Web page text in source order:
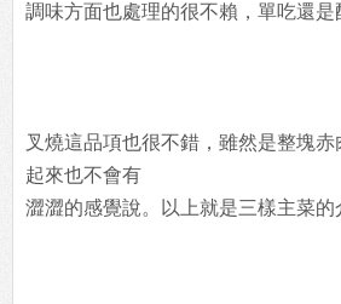
調味方面也處理的很不賴，單吃還是
叉燒這品項也很不錯，雖然是整塊
起來也不會有
澀澀的感覺說。以上就是三樣主菜的